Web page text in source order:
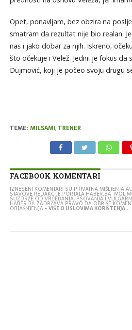
Opet, ponavljam, bez obzira na
smatram da rezultat nije bio realan.
nas i jako dobar za njih. Iskreno,
što očekuje i Velež. Jedini je fokus da
Dujmović, koji je počeo svoju drugu
TEME: MILSAMI, TRENER
FACEBOOK KOMENTARI
IZNESENI KOMENTARI SU PRIVATNA MIŠLJENJA
STAVOVE REDAKCIJE PORTALA HABER.BA.
SUZDRŽE OD VRIJEĐANJA, PSOVANJA I
HABER.BA ZADRŽAVA PRAVO DA OBRIŠE
OBJAŠNJENJA -VIŠE O USLOVIMA KORIŠTENJA...